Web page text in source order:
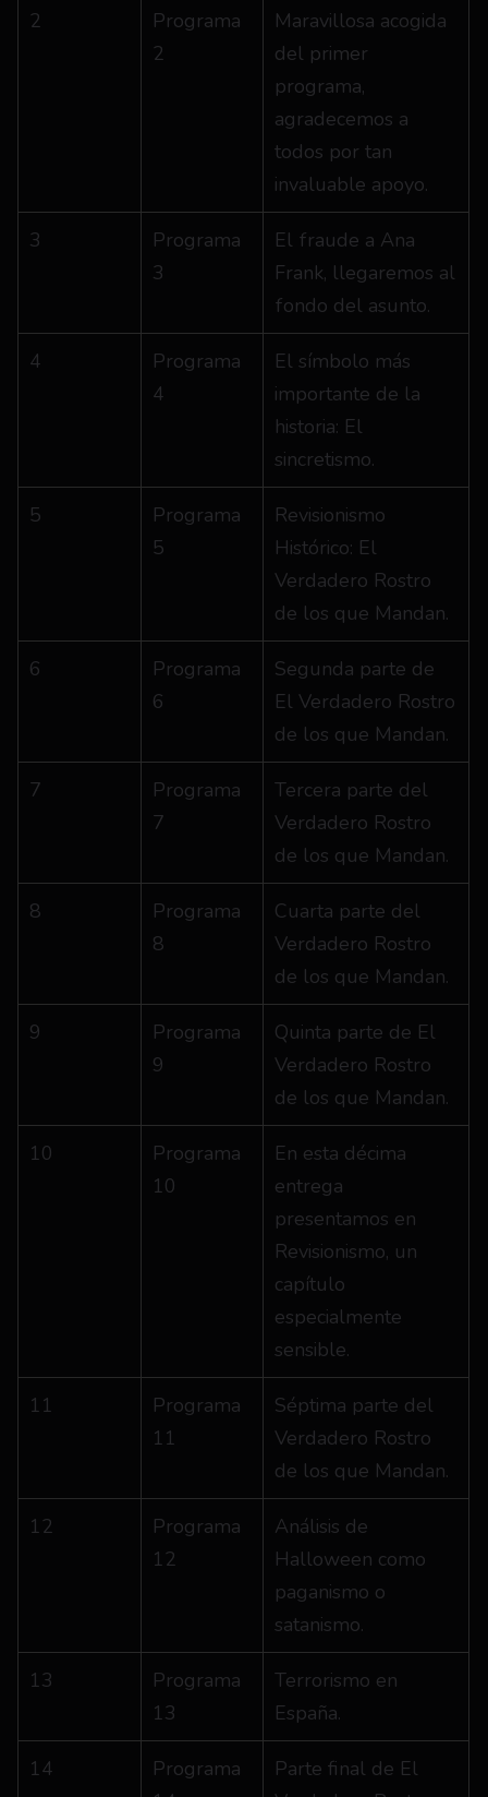
2
Programa
2
Maravillosa acogida
del primer
programa,
agradecemos a
todos por tan
invaluable apoyo.
3
Programa
3
El fraude a Ana
Frank, llegaremos al
fondo del asunto.
4
Programa
4
El símbolo más
importante de la
historia: El
sincretismo.
5
Programa
5
Revisionismo
Histórico: El
Verdadero Rostro
de los que Mandan.
6
Programa
6
Segunda parte de
El Verdadero Rostro
de los que Mandan.
7
Programa
7
Tercera parte del
Verdadero Rostro
de los que Mandan.
8
Programa
8
Cuarta parte del
Verdadero Rostro
de los que Mandan.
9
Programa
9
Quinta parte de El
Verdadero Rostro
de los que Mandan.
10
Programa
10
En esta décima
entrega
presentamos en
Revisionismo, un
capítulo
especialmente
sensible.
11
Programa
11
Séptima parte del
Verdadero Rostro
de los que Mandan.
12
Programa
12
Análisis de
Halloween como
paganismo o
satanismo.
13
Programa
13
Terrorismo en
España.
14
Programa
Parte final de El